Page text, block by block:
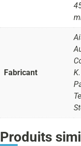
Fabricant
Produits